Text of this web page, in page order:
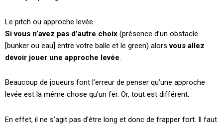
Le pitch ou approche levée
Si vous n’avez pas d’autre choix (présence d’un obstacle
[bunker ou eau] entre votre balle et le green) alorsvous allez
devoir jouer une approche levée.
Beaucoup de joueurs font l’erreur de penser qu’une approche
levée est la même chose qu’un fer. Or, tout est différent.
En effet, il ne s’agit pas d’être long et donc de frapper fort. Il faut